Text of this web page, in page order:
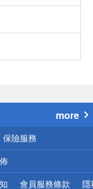
more
保險服務
會員服務條款 隱